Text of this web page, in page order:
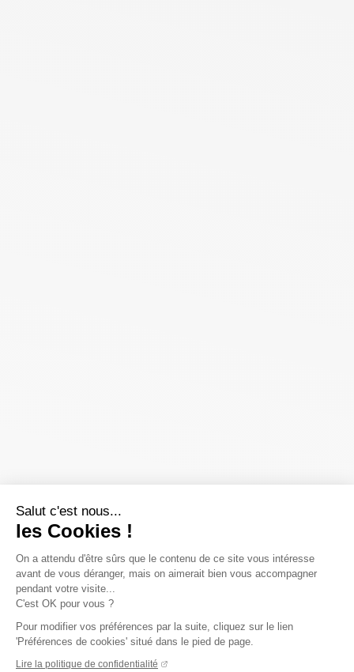
Salut c'est nous...
les Cookies !
On a attendu d'être sûrs que le contenu de ce site vous intéresse
avant de vous déranger, mais on aimerait bien vous accompagner
pendant votre visite...
C'est OK pour vous ?
Pour modifier vos préférences par la suite, cliquez sur le lien
'Préférences de cookies' situé dans le pied de page.
Lire la politique de confidentialité